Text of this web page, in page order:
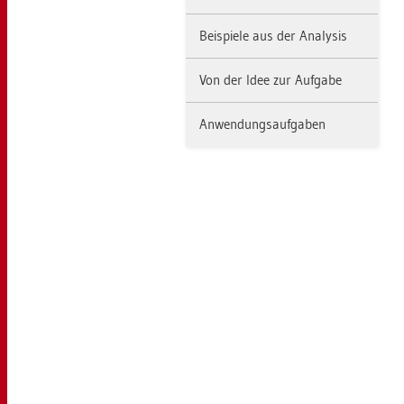
Bei­spie­le aus der Ana­ly­sis
Von der Idee zur Auf­ga­be
An­wen­dungs­auf­ga­ben